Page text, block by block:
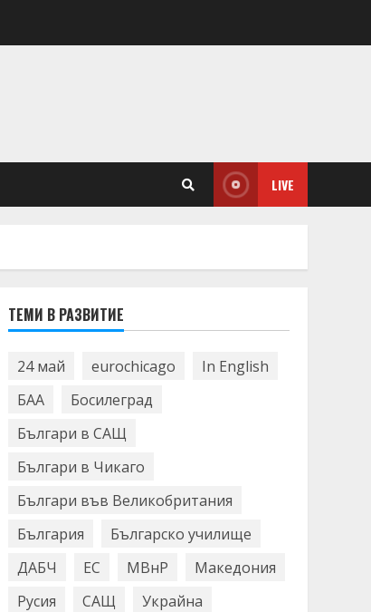
LIVE
ТЕМИ В РАЗВИТИЕ
24 май eurochicago
In English
БАА
Босилеград
Българи в САЩ
Българи в Чикаго
Българи във Великобритания
България
Българско училище
ДАБЧ
ЕС МВнР
Македония
Русия
САЩ
Украйна